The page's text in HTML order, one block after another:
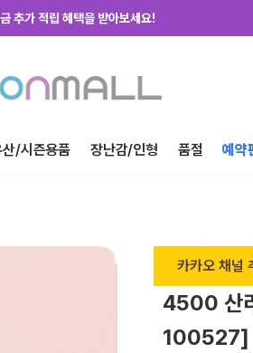
추가 적립 혜택을 받아보세요!
석체크 룰렛 돌리고 포인트 받자!
산/시즌용품 장난감/인형 품절 예약
카카오 채널
4500 산
100527]